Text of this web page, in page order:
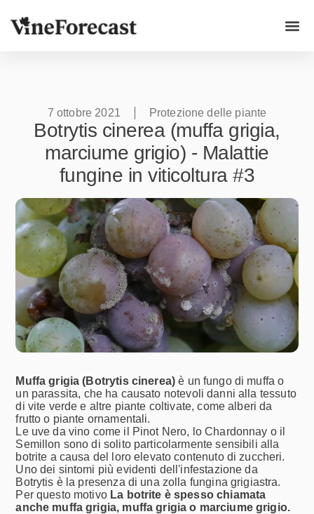
7 ottobre 2021 Protezione delle piante
Botrytis cinerea (muffa grigia,
marciume grigio) - Malattie
fungine in viticoltura #3
Muffa grigia(Botrytis cinerea) è un fungo di muffao
un parassita, che ha causato notevoli danni alla tessuto
di vite verde e altre piante coltivate, come alberi da
frutto o piante ornamentali.
Le uve da vino come il Pinot Nero, lo Chardonnay o il
Semillon sono di solito particolarmente sensibili alla
botrite a causa del loro elevato contenuto di zuccheri.
Uno dei sintomi più evidenti dell'infestazione da
Botrytis è la presenza di una zolla fungina grigiastra.
Per questo motivo La botrite è spesso chiamata
anche muffa grigia, muffa grigia o marciume grigio.